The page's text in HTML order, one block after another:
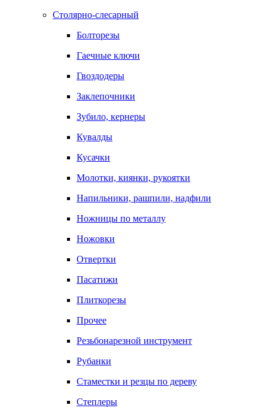
Столярно-слесарный
Болторезы
Гаечные ключи
Гвоздодеры
Заклепочники
Зубило, кернеры
Кувалды
Кусачки
Молотки, киянки, рукоятки
Напильники, рашпили, надфили
Ножницы по металлу
Ножовки
Отвертки
Пасатижи
Плиткорезы
Прочее
Резьбонарезной инструмент
Рубанки
Стаместки и резцы по дереву
Степлеры